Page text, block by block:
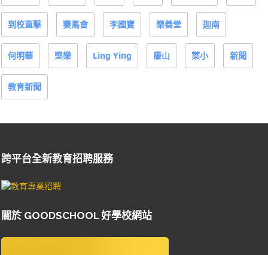
到校直擊 賽馬會 李國寶 樂善堂 迦南
何明華 堅樂 Ling Ying 康山 葉小 新聞
教育新聞
跨平台全新教育招聘服務
關於 GOODSCHOOL 好學校網站